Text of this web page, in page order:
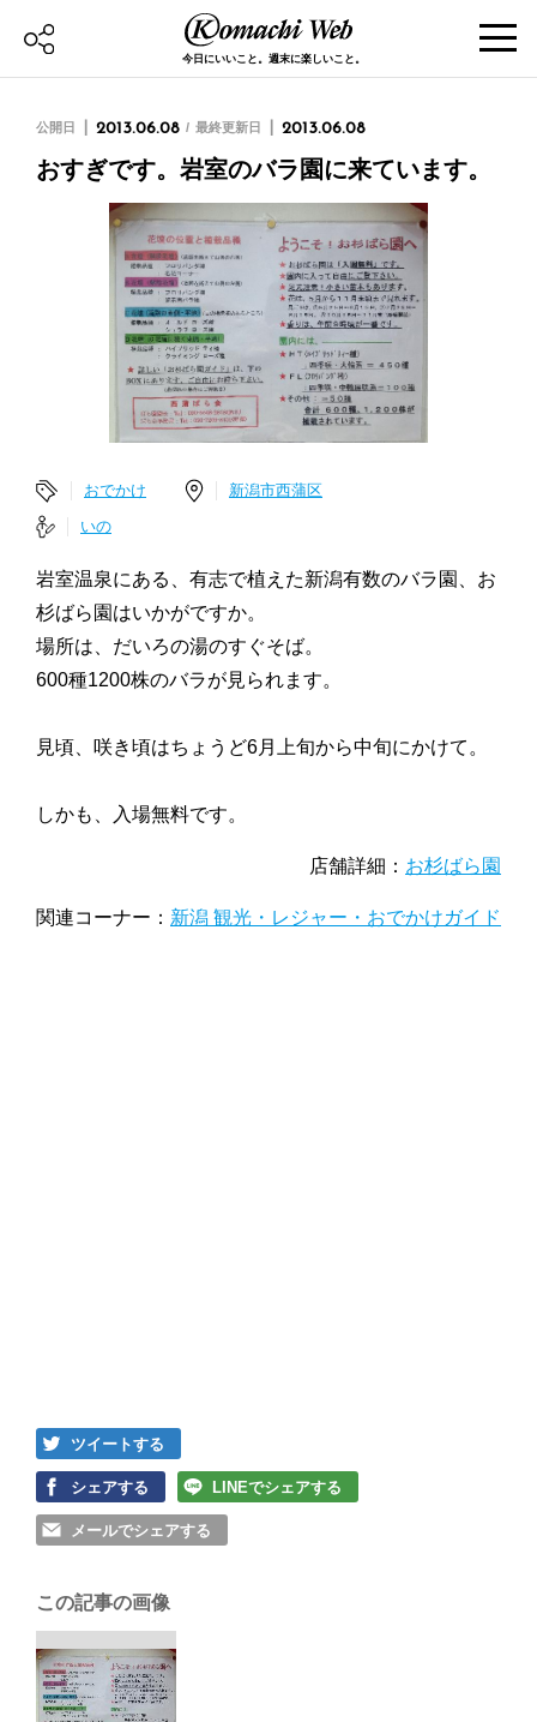
今日にいいこと。週末に楽しいこと。
公開日 2013.06.08 最終更新日 2013.06.08
おすぎです。岩室のバラ園に来ています。
おでかけ
新潟市西蒲区
いの
岩室温泉にある、有志で植えた新潟有数のバラ園、お
杉ばら園はいかがですか。
場所は、だいろの湯のすぐそば。
600種1200株のバラが見られます。
見頃、咲き頃はちょうど6月上旬から中旬にかけて。
しかも、入場無料です。
店舗詳細： お杉ばら園
関連コーナー： 新潟 観光・レジャー・おでかけガイド
ツイートする
シェアする LINEでシェアする
メールでシェアする
この記事の画像